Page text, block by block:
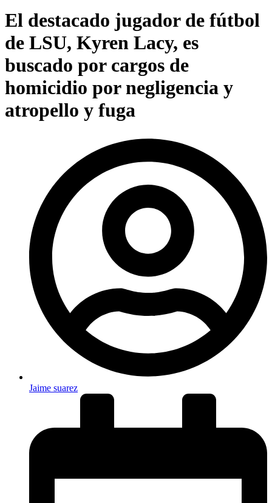
El destacado jugador de fútbol
de LSU, Kyren Lacy, es
buscado por cargos de
homicidio por negligencia y
atropello y fuga
Jaime suarez